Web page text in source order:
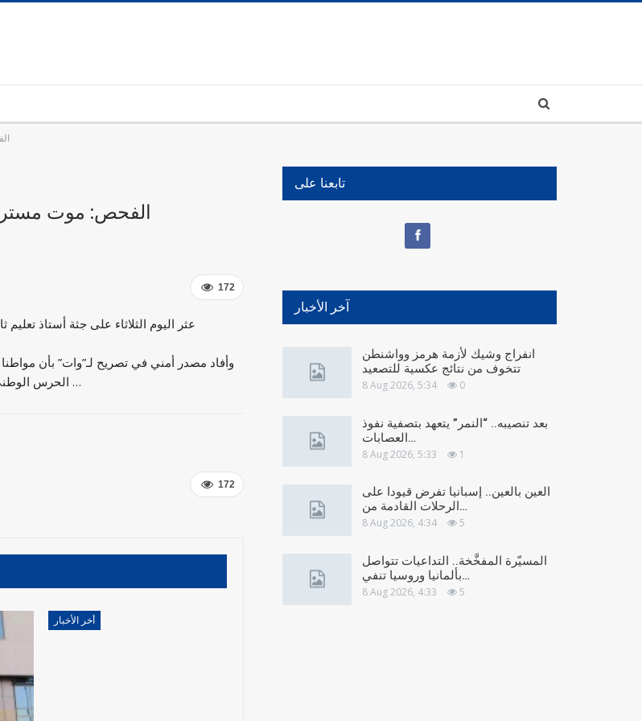
الفحص: موت
172
عثر اليوم الثلاثاء على جثة أستاذ تعليم
وأفاد مصدر أمني في تصريح لـ”وات” بأن
الحرس الوطني بالفحص التي تحولت على عين المكان حيث تم العثور على بندقية صيد …
172
أخر الأخبار
تابعنا على
آخر الأخبار
انفراج وشيك لأزمة هرمز وواشنطن
تتخوف من نتائج عكسية للتصعيد
8 Aug 2026, 5:34 0
بعد تنصيبه.. “النمر” يتعهد بتصفية نفوذ
العصابات…
8 Aug 2026, 5:33 1
العين بالعين.. إسبانيا تفرض قيودا على
الرحلات القادمة من…
8 Aug 2026, 4:34 5
المسيّرة المفخَّخة.. التداعيات تتواصل
بألمانيا وروسيا تنفي…
8 Aug 2026, 4:33 5